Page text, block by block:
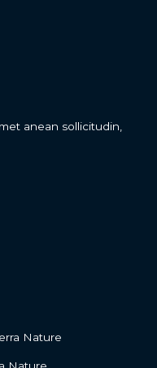
anean sollicitudin,
Nature
Nature